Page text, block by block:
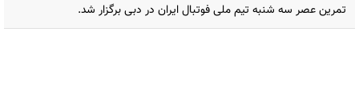
تمرین عصر سه شنبه تیم ملی فوتبال ایران در دبی برگزار شد.